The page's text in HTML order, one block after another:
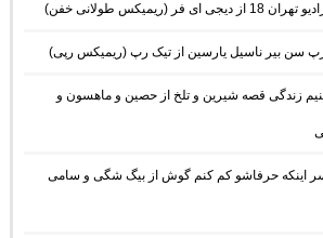
(ریمیکس طولانی خفن)
رپ سن بیر ناسیل یارسین از تیک رپ (ریمیکس رپی)
بنیم زندگی قصه شیرین و تلخ از حصین و ماهسون و
سر اینکه حرفاشو کم کنم گوش از بیگ شگی و سامی